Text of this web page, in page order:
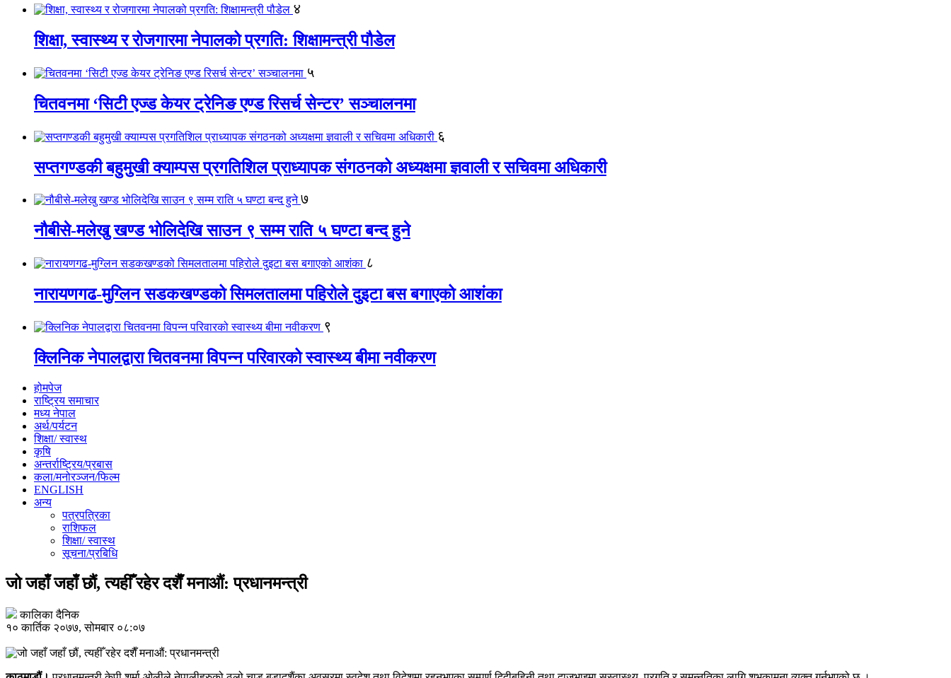
४
शिक्षा, स्वास्थ्य र रोजगारमा नेपालको प्रगति: शिक्षामन्त्री पौडेल
५
चितवनमा ‘सिटी एज्ड केयर ट्रेनिङ एण्ड रिसर्च सेन्टर’ सञ्चालनमा
६
सप्तगण्डकी बहुमुखी क्याम्पस प्रगतिशिल प्राध्यापक संगठनको अध्यक्षमा ज्ञवाली र सचिवमा अधिकारी
७
नौबीसे-मलेखु खण्ड भोलिदेखि साउन ९ सम्म राति ५ घण्टा बन्द हुने
८
नारायणगढ-मुग्लिन सडकखण्डको सिमलतालमा पहिरोले दुइटा बस बगाएको आशंका
९
क्लिनिक नेपालद्वारा चितवनमा विपन्न परिवारको स्वास्थ्य बीमा नवीकरण
होमपेज
राष्ट्रिय समाचार
मध्य नेपाल
अर्थ/पर्यटन
शिक्षा/ स्वास्थ
कृषि
अन्तर्राष्ट्रिय/प्रबास
कला/मनोरञ्जन/फिल्म
ENGLISH
अन्य
पत्रपत्रिका
राशिफल
शिक्षा/ स्वास्थ
सूचना/प्रबिधि
जो जहाँ जहाँ छौं, त्यहीँ रहेर दशैँ मनाऔं: प्रधानमन्त्री
कालिका दैनिक
१० कार्तिक २०७७, सोमबार ०८:०७